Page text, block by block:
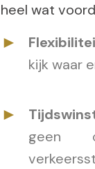
heel wat
kijk waar
geen